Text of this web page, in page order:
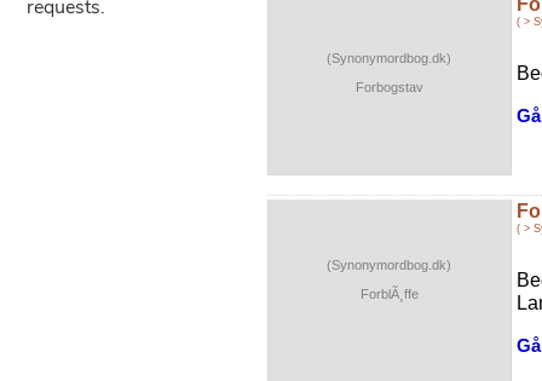
(Synonymordbog.dk)
Forbogstav
( >
(Synonymordbog.dk)
ForblÃ¸ffe
( >